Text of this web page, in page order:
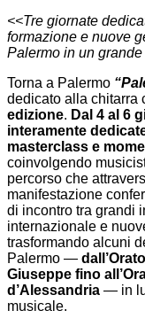
<<Tre giornate
formazione e nuove
Palermo in un
Torna a Palermo
dedicato alla chitarra
edizione. Dal 4 al 6
interamente
masterclass e
coinvolgendo
percorso che
manifestazione
di incontro tra grandi
internazionale e
trasformando alcuni
Palermo —
Giuseppe fino
d’Alessandria — in
musicale.